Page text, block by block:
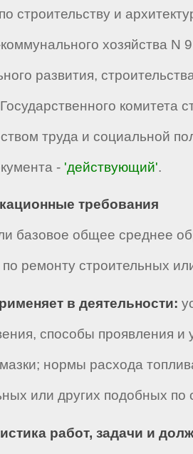
строительству и
хозяйства N
развития,
комитета
труда и социальной
- 'действующий'.
требования
базовое общее среднее
ремонту строительных
в деятельности:
способы проявления и
нормы расхода
или других подобных
работ, задачи и